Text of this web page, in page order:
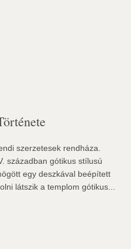
szerzetesek rendháza.
században gótikus stílusú
egy deszkával beépített
látszik a templom gótikus...